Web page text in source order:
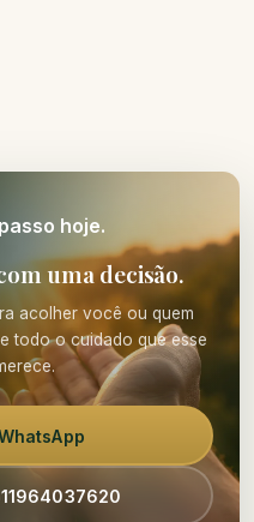
hoje.
uma decisão.
acolher você ou quem
todo o cuidado que esse